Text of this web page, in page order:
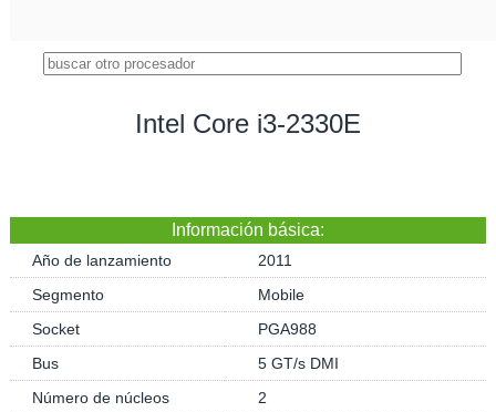
Intel Core i3-2330E
Información básica:
Año de lanzamiento
2011
Segmento
Mobile
Socket
PGA988
Bus
5 GT/s DMI
Número de núcleos
2